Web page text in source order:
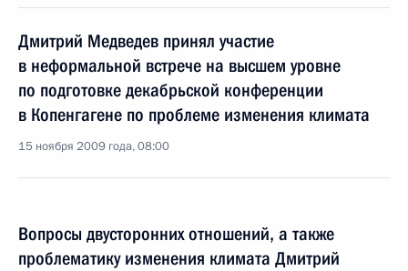
Дмитрий Медведев принял участие
в неформальной встрече на высшем уровне
по подготовке декабрьской конференции
в Копенгагене по проблеме изменения климата
15 ноября 2009 года, 08:00
Вопросы двусторонних отношений, а также
проблематику изменения климата Дмитрий